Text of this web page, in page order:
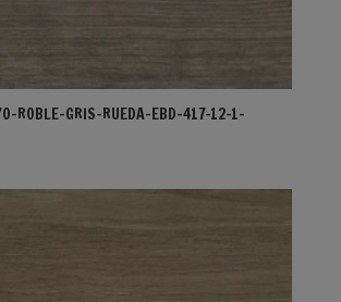
ROBLE-GRIS-RUEDA-EBD-417-12-1-